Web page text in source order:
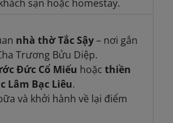
sạn hoặc homestay.
nhà thờ Tắc Sậy– nơi gắn
Trương Bửu Diệp.
Đức Cổ Miếu hoặc thiền
Lâm Bạc Liêu.
và khởi hành về lại điểm